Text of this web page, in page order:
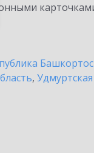
,